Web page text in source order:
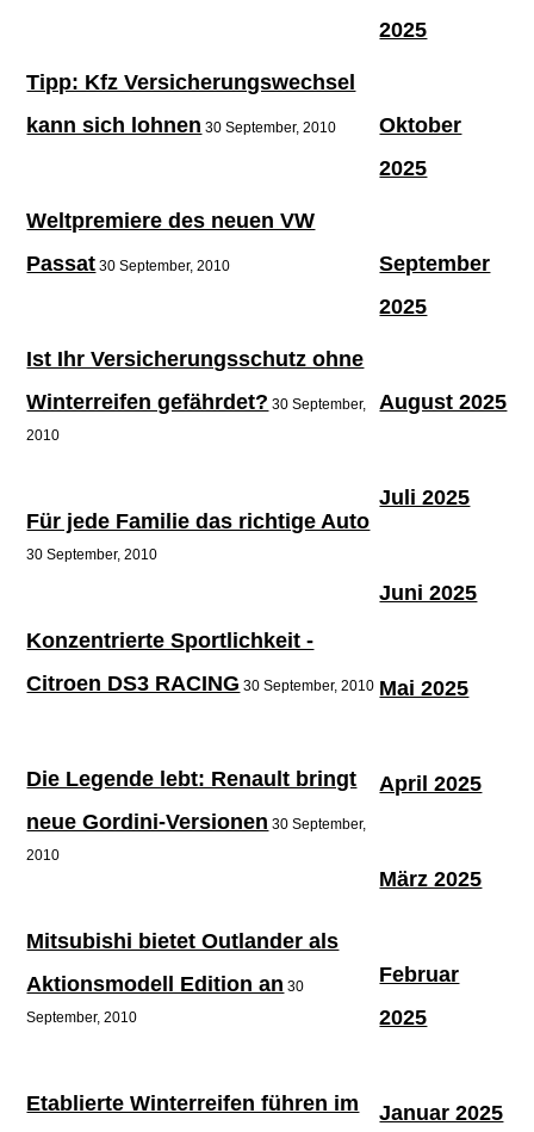
Tipp: Kfz Versicherungswechsel
kann sich lohnen 30 September, 2010
Weltpremiere des neuen VW
Passat 30 September, 2010
Ist Ihr Versicherungsschutz ohne
Winterreifen gefährdet? 30 September,
2010
Für jede Familie das richtige Auto
30 September, 2010
Konzentrierte Sportlichkeit -
Citroen DS3 RACING 30 September, 2010
Die Legende lebt: Renault bringt
neue Gordini-Versionen 30 September,
2010
Mitsubishi bietet Outlander als
Aktionsmodell Edition an 30
September, 2010
Etablierte Winterreifen führen im
2025
Oktober
2025
September
2025
August 2025
Juli 2025
Juni 2025
Mai 2025
April 2025
März 2025
Februar
2025
Januar 2025